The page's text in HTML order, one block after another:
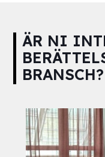
ÄR NI
BRANSCH?